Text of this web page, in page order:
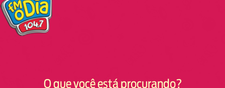
O que você está procurando?